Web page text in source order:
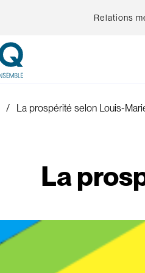
Relations
La prospérité selon Louis-
La